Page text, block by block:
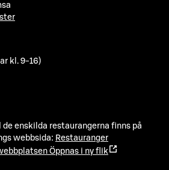
kl. 9-16)
de enskilda restaurangerna finns på
webbsida: Restauranger
Öppnas i ny flik